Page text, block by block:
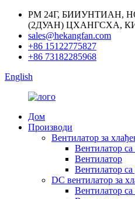
РМ 24Г, БИИУНТИАН,
(2ДУАН) ЦХАНГСХА,
sales@hekangfan.com
+86 15122775827
+86 73182285968
English
Дом
Производи
Вентилатор за
Вентилатор
Вентилатор
Вентилатор
DC вентилатор за
Вентилатор